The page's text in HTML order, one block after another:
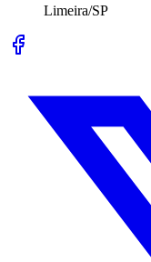
Limeira/SP